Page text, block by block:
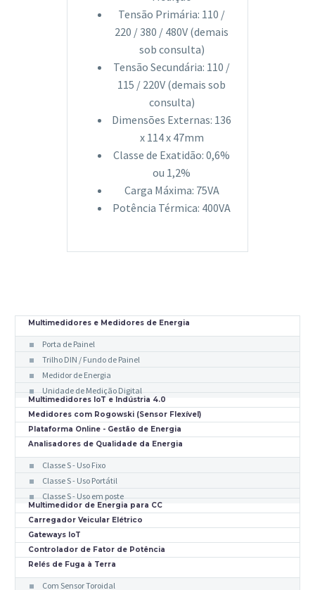
Tensão Primária: 110 /
220 / 380 / 480V (demais
sob consulta)
Tensão Secundária: 110 /
115 / 220V (demais sob
consulta)
Dimensões Externas: 136
x 114 x 47mm
Classe de Exatidão: 0,6%
ou 1,2%
Carga Máxima: 75VA
Potência Térmica: 400VA
Multimedidores e Medidores de Energia
Porta de Painel
Trilho DIN / Fundo de Painel
Medidor de Energia
Unidade de Medição Digital
Multimedidores IoT e Indústria 4.0
Medidores com Rogowski (Sensor Flexível)
Plataforma Online - Gestão de Energia
Analisadores de Qualidade da Energia
Classe S - Uso Fixo
Classe S - Uso Portátil
Classe S - Uso em poste
Multimedidor de Energia para CC
Carregador Veicular Elétrico
Gateways IoT
Controlador de Fator de Potência
Relés de Fuga à Terra
Com Sensor Toroidal